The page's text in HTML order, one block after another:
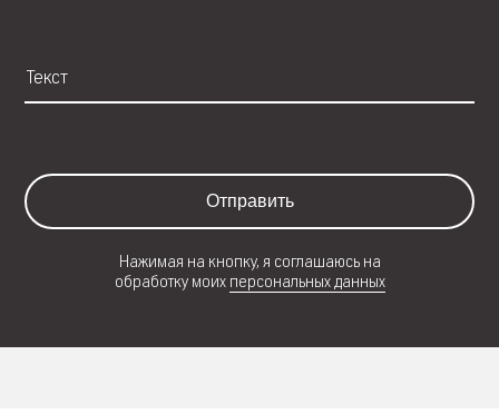
Отправить
Нажимая на кнопку, я соглашаюсь на
обработку моих персональных данных